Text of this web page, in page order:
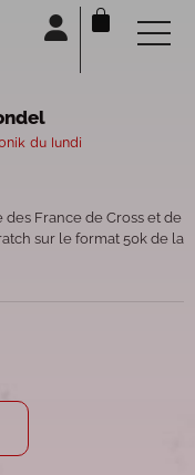
du lundi
France de Cross et de
sur le format 50k de la